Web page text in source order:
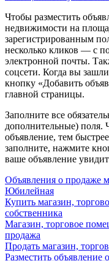
Чтобы разместить
недвижимости на
зарегистрированным
несколько кликов — с
электронной почты.
соцсети. Когда вы
кнопку «Добавить
главной страницы.
Заполните все
дополнительные) поля.
объявление, тем
заполните, нажмите
ваше объявление
Объявления о продаже
Юбилейная
Купить магазин,
собственника
Магазин, торговое
продажа
Продать магазин,
Разместить объявление